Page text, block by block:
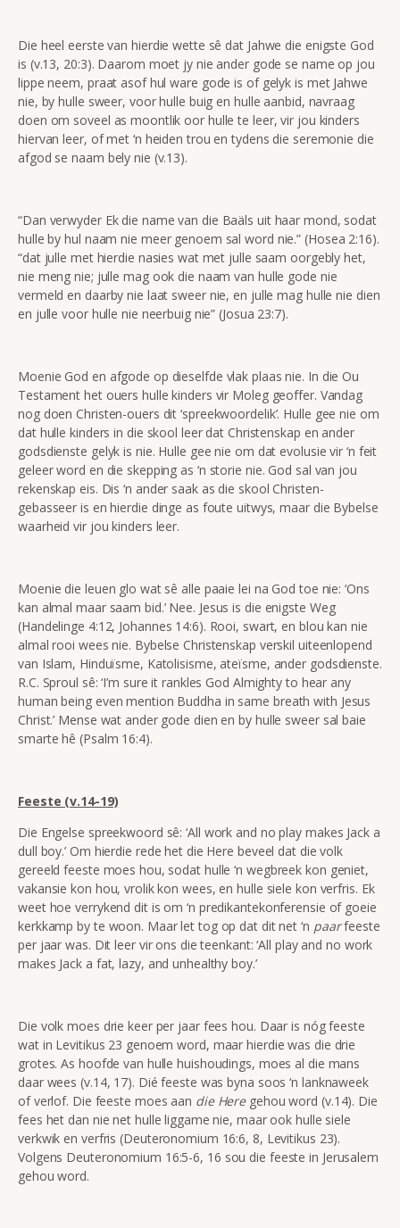
Die heel eerste van hierdie wette sê dat Jahwe die enigste God
is (v.13, 20:3). Daarom moet jy nie ander gode se name op jou
lippe neem, praat asof hul ware gode is of gelyk is met Jahwe
nie, by hulle sweer, voor hulle buig en hulle aanbid, navraag
doen om soveel as moontlik oor hulle te leer, vir jou kinders
hiervan leer, of met ‘n heiden trou en tydens die seremonie die
afgod se naam bely nie (v.13).
“Dan verwyder Ek die name van die Baäls uit haar mond, sodat
hulle by hul naam nie meer genoem sal word nie.” (Hosea 2:16).
“dat julle met hierdie nasies wat met julle saam oorgebly het,
nie meng nie; julle mag ook die naam van hulle gode nie
vermeld en daarby nie laat sweer nie, en julle mag hulle nie dien
en julle voor hulle nie neerbuig nie” (Josua 23:7).
Moenie God en afgode op dieselfde vlak plaas nie. In die Ou
Testament het ouers hulle kinders vir Moleg geoffer. Vandag
nog doen Christen-ouers dit ‘spreekwoordelik’. Hulle gee nie om
dat hulle kinders in die skool leer dat Christenskap en ander
godsdienste gelyk is nie. Hulle gee nie om dat evolusie vir ‘n feit
geleer word en die skepping as ‘n storie nie. God sal van jou
rekenskap eis. Dis ‘n ander saak as die skool Christen-
gebasseer is en hierdie dinge as foute uitwys, maar die Bybelse
waarheid vir jou kinders leer.
Moenie die leuen glo wat sê alle paaie lei na God toe nie: ‘Ons
kan almal maar saam bid.’ Nee. Jesus is die enigste Weg
(Handelinge 4:12, Johannes 14:6). Rooi, swart, en blou kan nie
almal rooi wees nie. Bybelse Christenskap verskil uiteenlopend
van Islam, Hinduïsme, Katolisisme, ateïsme, ander godsdienste.
R.C. Sproul sê: ‘I’m sure it rankles God Almighty to hear any
human being even mention Buddha in same breath with Jesus
Christ.’ Mense wat ander gode dien en by hulle sweer sal baie
smarte hê (Psalm 16:4).
Feeste (v.14-19)
Die Engelse spreekwoord sê: ‘All work and no play makes Jack a
dull boy.’ Om hierdie rede het die Here beveel dat die volk
gereeld feeste moes hou, sodat hulle ‘n wegbreek kon geniet,
vakansie kon hou, vrolik kon wees, en hulle siele kon verfris. Ek
weet hoe verrykend dit is om ‘n predikantekonferensie of goeie
kerkkamp by te woon. Maar let tog op dat dit net ‘n paarfeeste
per jaar was. Dit leer vir ons die teenkant: ‘All play and no work
makes Jack a fat, lazy, and unhealthy boy.’
Die volk moes drie keer per jaar fees hou. Daar is nóg feeste
wat in Levitikus 23 genoem word, maar hierdie was die drie
grotes. As hoofde van hulle huishoudings, moes al die mans
daar wees (v.14, 17). Dié feeste was byna soos ‘n lanknaweek
of verlof. Die feeste moes aan die Heregehou word (v.14). Die
fees het dan nie net hulle liggame nie, maar ook hulle siele
verkwik en verfris (Deuteronomium 16:6, 8, Levitikus 23).
Volgens Deuteronomium 16:5-6, 16 sou die feeste in Jerusalem
gehou word.